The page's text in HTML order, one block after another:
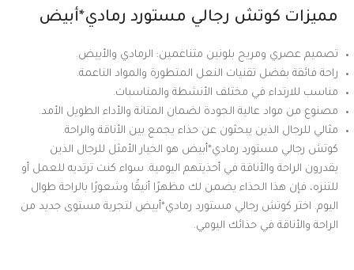
مميزات كوتش رجالي مستورد رمادي*أبيض
تصميم عصري ومريح بلونين متناغمين: الرمادي والأبيض.
راحة فائقة بفضل تقنيات النعل المتطورة والمواد الناعمة.
مناسب للارتداء في مختلف الأنشطة والمناسبات.
مصنوع من مواد عالية الجودة لضمان المتانة والأداء الطويل الأمد.
مثالي للرجال الذين يبحثون عن حذاء يجمع بين الأناقة والراحة.
كوتش رجالي مستورد رمادي*أبيض هو الخيار الأمثل للرجال الذين
يقدرون الراحة والأناقة في أحذيتهم اليومية. سواء كنت ترتديه للعمل أو
للتنزه، فإن هذا الحذاء يضمن لك مظهرًا أنيقًا وشعورًا بالراحة طوال
اليوم. اختر كوتش رجالي مستورد رمادي*أبيض لتجربة مستوى جديد من
الراحة والأناقة في حذائك اليومي.